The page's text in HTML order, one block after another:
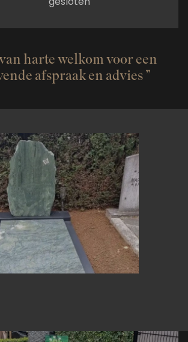
harte welkom voor een
afspraak en advies